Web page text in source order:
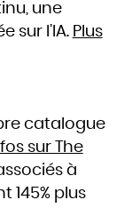
une
sur l’IA. Plus
catalogue
sur The
à
145% plus